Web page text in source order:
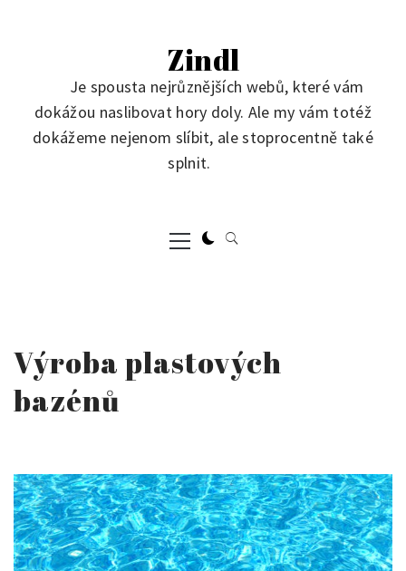
Zindl
Je spousta nejrůznějších webů, které vám
dokážou naslibovat hory doly. Ale my vám totéž
dokážeme nejenom slíbit, ale stoprocentně také
splnit.
Primary
Menu
Výroba plastových
bazénů